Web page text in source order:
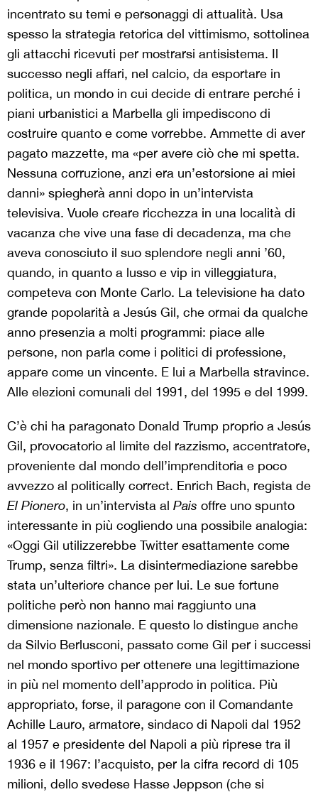
incentrato su temi e personaggi di attualità. Usa
spesso la strategia retorica del vittimismo, sottolinea
gli attacchi ricevuti per mostrarsi antisistema. Il
successo negli affari, nel calcio, da esportare in
politica, un mondo in cui decide di entrare perché i
piani urbanistici a Marbella gli impediscono di
costruire quanto e come vorrebbe. Ammette di aver
pagato mazzette, ma «per avere ciò che mi spetta.
Nessuna corruzione, anzi era un’estorsione ai miei
danni» spiegherà anni dopo in un’intervista
televisiva. Vuole creare ricchezza in una località di
vacanza che vive una fase di decadenza, ma che
aveva conosciuto il suo splendore negli anni ’60,
quando, in quanto a lusso e vip in villeggiatura,
competeva con Monte Carlo. La televisione ha dato
grande popolarità a Jesús Gil, che ormai da qualche
anno presenzia a molti programmi: piace alle
persone, non parla come i politici di professione,
appare come un vincente. E lui a Marbella stravince.
Alle elezioni comunali del 1991, del 1995 e del 1999.
C’è chi ha paragonato Donald Trump proprio a Jesús
Gil, provocatorio al limite del razzismo, accentratore,
proveniente dal mondo dell’imprenditoria e poco
avvezzo al politically correct. Enrich Bach, regista de
El Pionero, in un’intervista al Pais offre uno spunto
interessante in più cogliendo una possibile analogia:
«Oggi Gil utilizzerebbe Twitter esattamente come
Trump, senza filtri». La disintermediazione sarebbe
stata un’ulteriore chance per lui. Le sue fortune
politiche però non hanno mai raggiunto una
dimensione nazionale. E questo lo distingue anche
da Silvio Berlusconi, passato come Gil per i successi
nel mondo sportivo per ottenere una legittimazione
in più nel momento dell’approdo in politica. Più
appropriato, forse, il paragone con il Comandante
Achille Lauro, armatore, sindaco di Napoli dal 1952
al 1957 e presidente del Napoli a più riprese tra il
1936 e il 1967: l’acquisto, per la cifra record di 105
milioni, dello svedese Hasse Jeppson (che si